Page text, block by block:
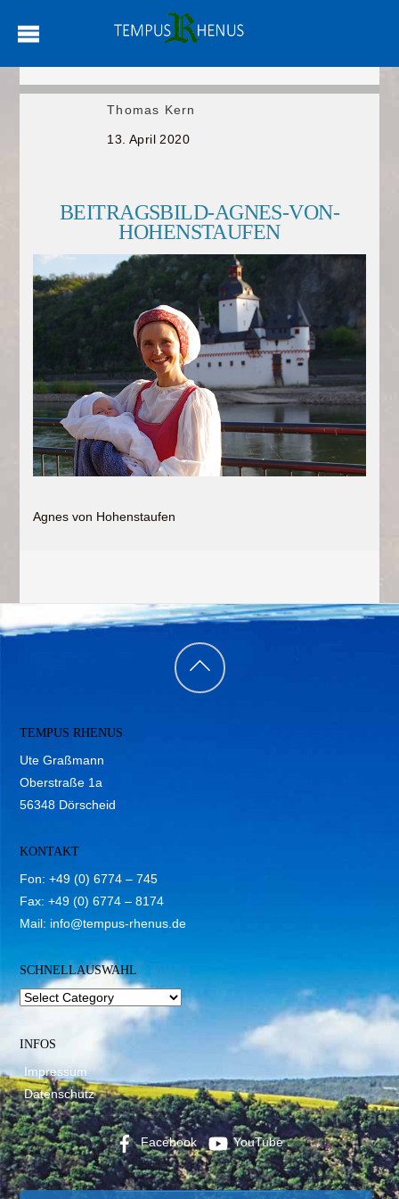
Thomas Kern
13. April 2020
BEITRAGSBILD-AGNES-VON-
HOHENSTAUFEN
Agnes von Hohenstaufen
Back
TEMPUS RHENUS
Ute Graßmann
Oberstraße 1a
56348 Dörscheid
KONTAKT
Fon: +49 (0) 6774 – 745
Fax: +49 (0) 6774 – 8174
Mail: info@tempus-rhenus.de
SCHNELLAUSWAHL
INFOS
Impressum
Datenschutz
Facebook YouTube